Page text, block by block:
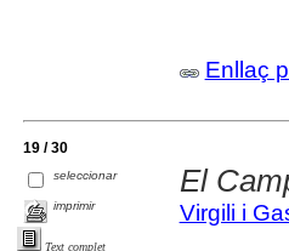
Enllaç
19 / 30
seleccionar
imprimir
Text complet
El
Virgili i